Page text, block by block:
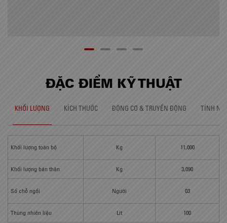
ĐẶC ĐIỂM KỸ THUẬT
KHỐI LƯỢNG KÍCH THƯỚC ĐỘNG CƠ & TRUYỀN ĐỘNG TÍNH
Khối lượng toàn bộ Kg 11,000
Khối lượng bản thân Kg 3,090
Số chỗ ngồi Người 03
Thùng nhiên liệu Lít 100